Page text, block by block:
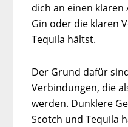
dich an einen klaren
Gin oder die klaren
Tequila hältst.
Der Grund dafür
Verbindungen, die
werden. Dunklere
Scotch und Tequila